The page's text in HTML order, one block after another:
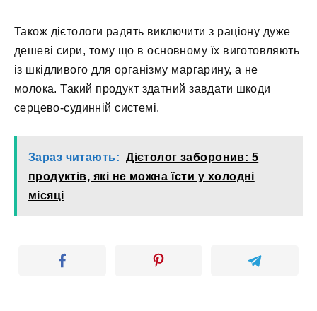
Також дієтологи радять виключити з раціону дуже
дешеві сири, тому що в основному їх виготовляють
із шкідливого для організму маргарину, а не
молока. Такий продукт здатний завдати шкоди
серцево-судинній системі.
Зараз читають: Дієтолог заборонив: 5
продуктів, які не можна їсти у холодні
місяці